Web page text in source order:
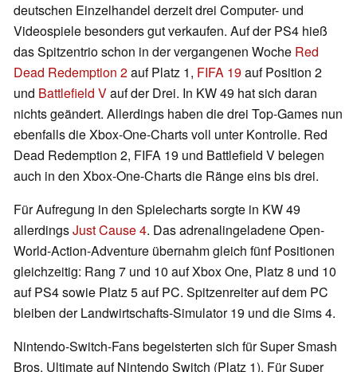
deutschen Einzelhandel derzeit drei Computer- und
Videospiele besonders gut verkaufen. Auf der PS4 hieß
das Spitzentrio schon in der vergangenen Woche Red
Dead Redemption 2auf Platz 1, FIFA 19auf Position 2
und Battlefield Vauf der Drei. In KW 49 hat sich daran
nichts geändert. Allerdings haben die drei Top-Games nun
ebenfalls die Xbox-One-Charts voll unter Kontrolle. Red
Dead Redemption 2, FIFA 19 und Battlefield V belegen
auch in den Xbox-One-Charts die Ränge eins bis drei.
Für Aufregung in den Spielecharts sorgte in KW 49
allerdingsJust Cause 4. Das adrenalingeladene Open-
World-Action-Adventure übernahm gleich fünf Positionen
gleichzeitig: Rang 7 und 10 auf Xbox One, Platz 8 und 10
auf PS4 sowie Platz 5 auf PC. Spitzenreiter auf dem PC
bleiben der Landwirtschafts-Simulator 19 und die Sims 4.
Nintendo-Switch-Fans begeisterten sich für Super Smash
Bros. Ultimate auf Nintendo Switch (Platz 1). Für Super